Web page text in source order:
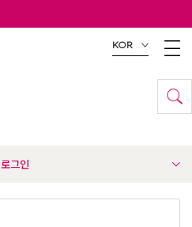
KOR
로그인